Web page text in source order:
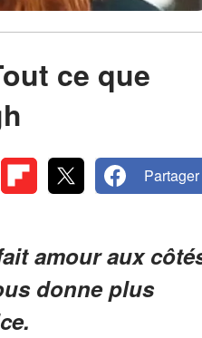
ce que
Partager
amour aux
donne plus